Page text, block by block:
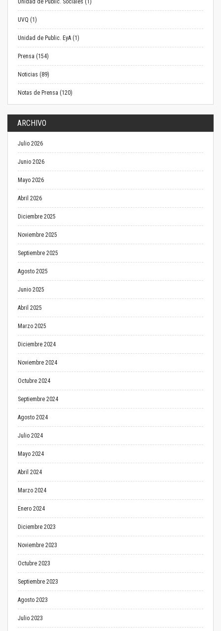
Unidad de Public. Sociales (1)
UVQ (1)
Unidad de Public. EyA (1)
Prensa (154)
Noticias (89)
Notas de Prensa (120)
ARCHIVO
Julio 2026
Junio 2026
Mayo 2026
Abril 2026
Diciembre 2025
Noviembre 2025
Septiembre 2025
Agosto 2025
Junio 2025
Abril 2025
Marzo 2025
Diciembre 2024
Noviembre 2024
Octubre 2024
Septiembre 2024
Agosto 2024
Julio 2024
Mayo 2024
Abril 2024
Marzo 2024
Enero 2024
Diciembre 2023
Noviembre 2023
Octubre 2023
Septiembre 2023
Agosto 2023
Julio 2023